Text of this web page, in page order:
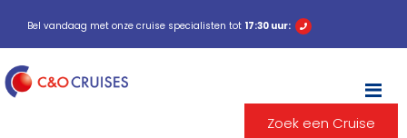
Bel vandaag met onze cruise specialisten tot 17:30 uur:
Zoek een Cruise